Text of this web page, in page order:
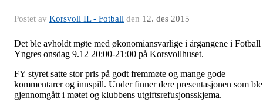
Postet av Korsvoll IL - Fotball den 12. des 2015
Det ble avholdt møte med økonomiansvarlige i årgangene i Fotball
Yngres onsdag 9.12 20:00-21:00 på Korsvollhuset.
FY styret satte stor pris på godt fremmøte og mange gode
kommentarer og innspill. Under finner dere presentasjonen som ble
gjennomgått i møtet og klubbens utgiftsrefusjonsskjema.